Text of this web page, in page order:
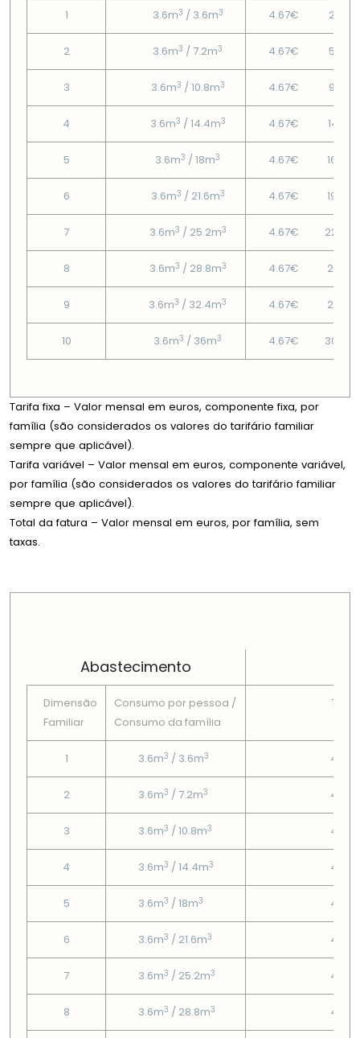
1 3.6m3 / 3.6m3 4.67€ 2.05€
2 3.6m3 / 7.2m3 4.67€ 5.56€
3 3.6m3 / 10.8m3 4.67€ 9.98€
4 3.6m3 / 14.4m3 4.67€ 14.41€
5 3.6m3 / 18m3 4.67€ 16.85€
6 3.6m3 / 21.6m3 4.67€ 19.67€
7 3.6m3 / 25.2m3 4.67€
8 3.6m3 / 28.8m3 4.67€ 25.31€
9 3.6m3 / 32.4m3 4.67€ 28.13€
10 3.6m3 / 36m3 4.67€
Tarifa fixa – Valor mensal em euros, componente fixa, por
família (são considerados os valores do tarifário familiar
sempre que aplicável).
Tarifa variável – Valor mensal em euros, componente variável,
por família (são considerados os valores do tarifário familiar
sempre que aplicável).
Total da fatura – Valor mensal em euros, por família, sem
taxas.
Abastecimento
Dimensão
Familiar
Consumo por pessoa /
Consumo da famí­lia
Tarifa
1 3.6m3 / 3.6m3 4.67€
2 3.6m3 / 7.2m3 4.67€
3 3.6m3 / 10.8m3 4.67€
4 3.6m3 / 14.4m3 4.67€
5 3.6m3 / 18m3 4.67€
6 3.6m3 / 21.6m3 4.67€
7 3.6m3 / 25.2m3 4.67€
8 3.6m3 / 28.8m3 4.67€